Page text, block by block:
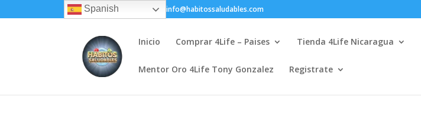
+(505) 8200-1450 info@habitossaludables.com
Inicio Comprar 4Life – Paises Tienda 4Life Nicaragua
Mentor Oro 4Life Tony Gonzalez Registrate
Spanish